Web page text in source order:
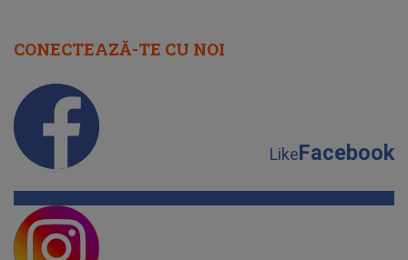
CONECTEAZĂ-TE CU NOI
LikeFacebook